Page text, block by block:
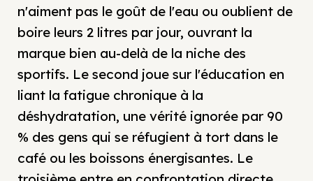
n'aiment pas le goût de l'eau ou oublient de
boire leurs 2 litres par jour, ouvrant la
marque bien au-delà de la niche des
sportifs. Le second joue sur l'éducation en
liant la fatigue chronique à la
déshydratation, une vérité ignorée par 90
% des gens qui se réfugient à tort dans le
café ou les boissons énergisantes. Le